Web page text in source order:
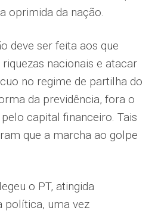
oprimida da nação.
deve ser feita aos que
nacionais e atacar
no regime de partilha do
da previdência, fora o
capital financeiro. Tais
que a marcha ao golpe
o PT, atingida
política, uma vez